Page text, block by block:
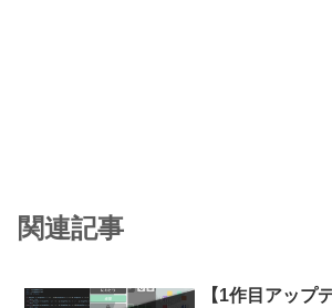
関連記事
【1作目アップ